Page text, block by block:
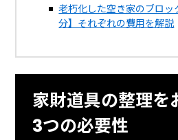
老朽化した空き家のブロ
分】それぞれの費用を解説
家財道具の整理を
3つの必要性